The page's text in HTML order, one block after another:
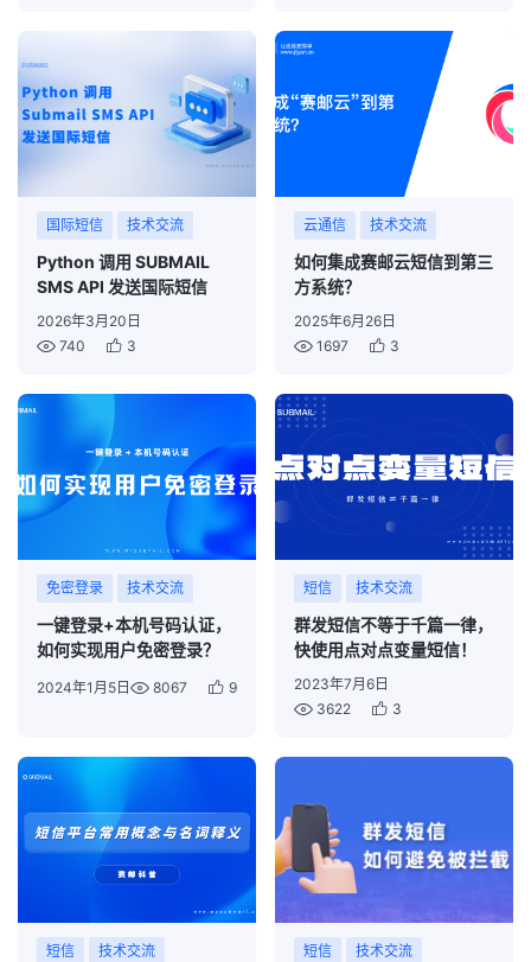
国际短信 技术交流
Python 调用 SUBMAIL
SMS API 发送国际短信
2026年3月20日
740
3
云通信 技术交流
如何集成赛邮云短信到第三
方系统？
2025年6月26日
1697
3
免密登录 技术交流
一键登录+本机号码认证，
如何实现用户免密登录？
2024年1月5日 8067 9
短信 技术交流
群发短信不等于千篇一律，
快使用点对点变量短信！
2023年7月6日
3622
3
短信 技术交流 短信 技术交流